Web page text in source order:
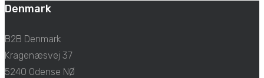
Denmark
B2B Denmark
Kragenæsvej 37
5240 Odense NØ